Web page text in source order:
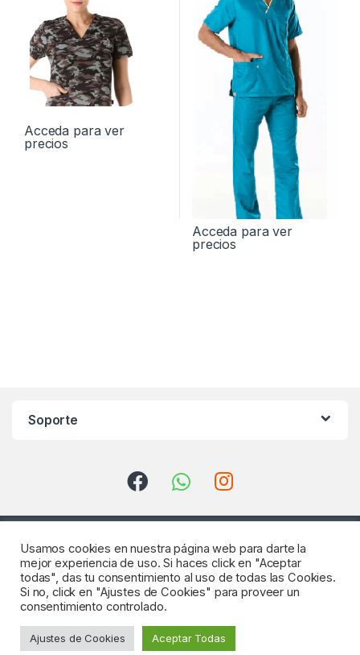
Acceda para ver
precios
Acceda para ver
precios
Soporte
¿Consultas? Llámenos
922 64 18 04
Usamos cookies en nuestra página web para darte la
mejor experiencia de uso. Si haces click en "Aceptar
todas", das tu consentimiento al uso de todas las Cookies.
Si no, click en "Ajustes de Cookies" para proveer un
consentimiento controlado.
Ajustes de Cookies Aceptar Todas